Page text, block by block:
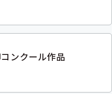
ンクール作品